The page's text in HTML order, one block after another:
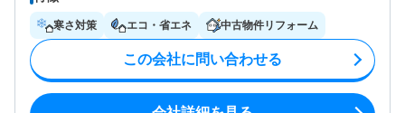
寒さ対策 エコ・省エネ 中古物件リフォーム
この会社に問い合わせる